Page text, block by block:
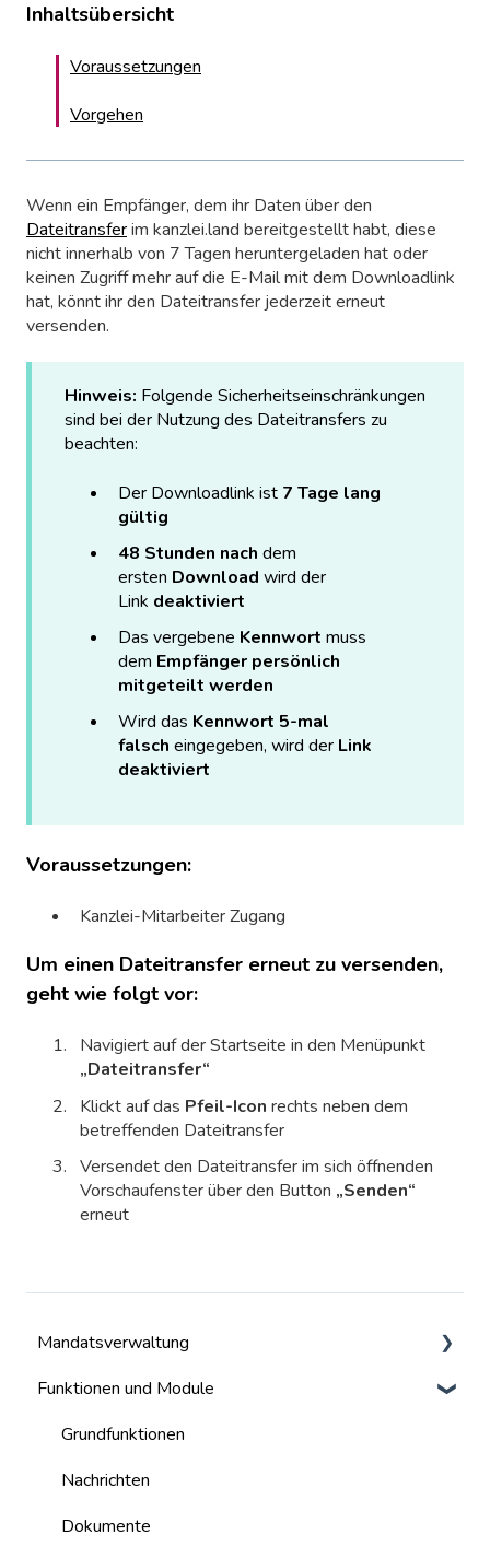
Inhaltsübersicht
Voraussetzungen
Vorgehen
Wenn ein Empfänger, dem ihr Daten über den
Dateitransferim kanzlei.land bereitgestellt habt, diese
nicht innerhalb von 7 Tagen heruntergeladen hat oder
keinen Zugriff mehr auf die E-Mail mit dem Downloadlink
hat, könnt ihr den Dateitransfer jederzeit erneut
versenden.
Hinweis: Folgende Sicherheitseinschränkungen
sind bei der Nutzung des Dateitransfers zu
beachten:
Der Downloadlink ist 7 Tage lang
gültig
48 Stunden nach dem
ersten Download wird der
Link deaktiviert
Das vergebene Kennwort muss
dem Empfänger persönlich
mitgeteilt werden
Wird das Kennwort 5-mal
falsch eingegeben, wird der Link
deaktiviert
Voraussetzungen:
Kanzlei-Mitarbeiter Zugang
Um einen Dateitransfer erneut zu versenden,
geht wie folgt vor:
Navigiert auf der Startseite in den Menüpunkt
„Dateitransfer“
Klickt auf das Pfeil-Icon rechts neben dem
betreffenden Dateitransfer
Versendet den Dateitransfer im sich öffnenden
Vorschaufenster über den Button „Senden“
erneut
Mandatsverwaltung
Mandate
Benutzer
Funktionen und Module
Grundfunktionen
Nachrichten
Dokumente